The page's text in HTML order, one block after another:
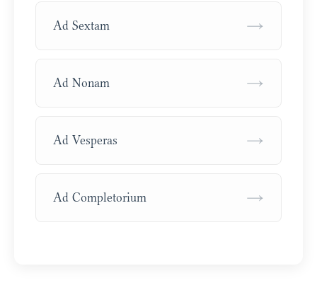
Ad Sextam →
Ad Nonam →
Ad Vesperas →
Ad Completorium →